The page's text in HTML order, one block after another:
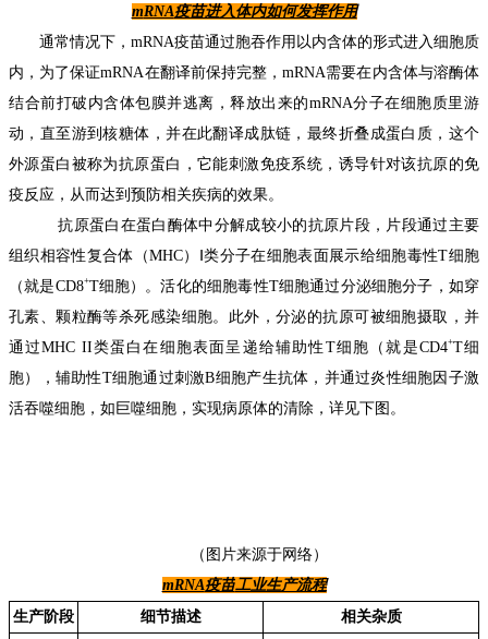
mRNA疫苗进入体内如何发挥作用
通常情况下 ， mRNA疫苗通过胞吞作用以内含体的形式进入细胞质
内，为了保证mRNA在翻译前保持完整，mRNA需要在内含体与溶酶体
结合前打破内含体包膜并逃离，释放出来的mRNA分子在细胞质里游
动， 直至游到核糖体 ，并在此翻译成肽链，最终折叠成蛋白质，这个
外源蛋白 被称为抗原蛋白 ， 它能刺激免疫系统，诱导针对该抗原的免
疫反应，从而达到预防相关疾病的效果。
抗原蛋白在蛋白酶体中分解成较小的抗原片段， 片段通过主要
组织相容性复合体（MHC）
Ⅰ类分子在细胞表面展示给细胞毒性T细胞
（就是CD8+T细胞） 。活化的细胞毒性T细胞通过分泌细胞分子，如穿
孔素、颗粒酶等杀死感染细胞。 此外，分泌的抗原可被细胞摄取 ，并
通过MHC II类蛋白在细胞表面呈递给辅助性T细胞（就是CD4+T细
胞）
， 辅助性T细胞通过刺激B细胞产生抗体，并通过炎性细胞因子激
活吞噬细胞 ， 如巨噬细胞 ， 实现病原体的清除 ，详见下图。
（ 图片来源于网络）
mRNA疫苗工业生产流程
生产阶段 细节描述 相关杂质